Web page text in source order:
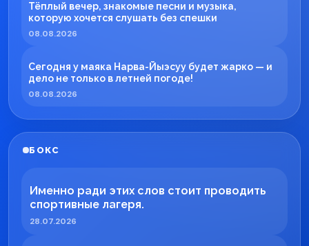
Тёплый вечер, знакомые песни и музыка,
которую хочется слушать без спешки
08.08.2026
Сегодня у маяка Нарва-Йыэсуу будет жарко — и
дело не только в летней погоде!
08.08.2026
БОКС
Именно ради этих слов стоит проводить
спортивные лагеря.
28.07.2026